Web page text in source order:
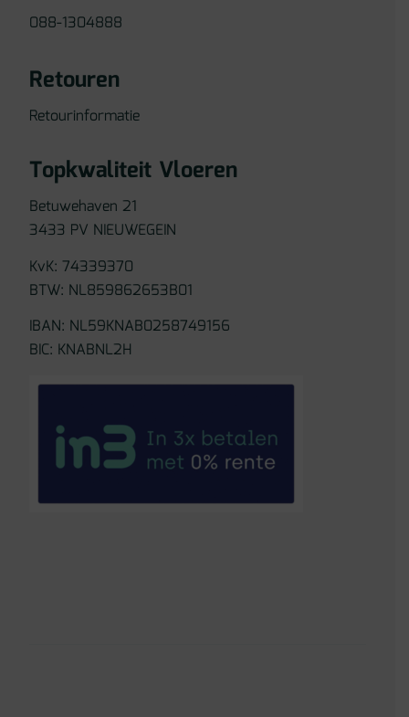
088-1304888
Retouren
Retourinformatie
Topkwaliteit Vloeren
Betuwehaven 21
3433 PV NIEUWEGEIN
KvK: 74339370
BTW: NL859862653B01
IBAN: NL59KNAB0258749156
BIC: KNABNL2H